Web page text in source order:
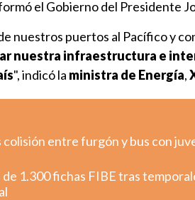
el Gobierno del Presidente
nuestros puertos al Pacífico y
nuestra infraestructura e
", indicó la ministra de Energía,
entre furgón y bus con
1.300 fichas FIBE tras